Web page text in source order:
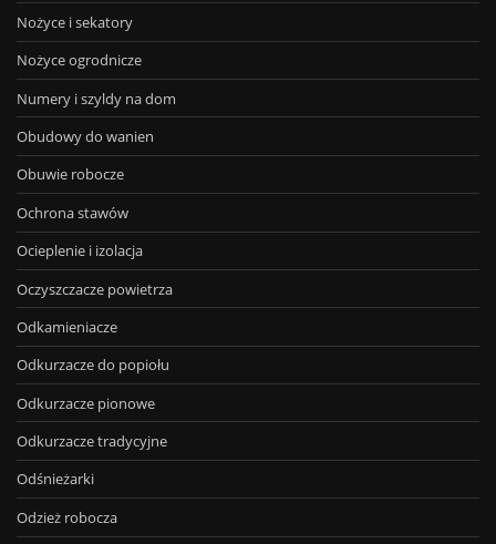
Nożyce i sekatory
Nożyce ogrodnicze
Numery i szyldy na dom
Obudowy do wanien
Obuwie robocze
Ochrona stawów
Ocieplenie i izolacja
Oczyszczacze powietrza
Odkamieniacze
Odkurzacze do popiołu
Odkurzacze pionowe
Odkurzacze tradycyjne
Odśnieżarki
Odzież robocza